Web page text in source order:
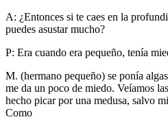
A: ¿Entonces si te caes en la
puedes asustar mucho?
P: Era cuando era pequeño, tenía
M. (hermano pequeño) se ponía
me da un poco de miedo. Veíamos
hecho picar por una medusa, salvo
Como